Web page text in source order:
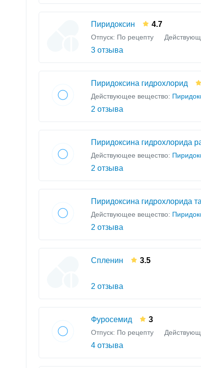
Пиридоксин 4.7
Отпуск: По рецепту
3 отзыва
Пиридоксина гидрохлорид
Действующее вещество:
2 отзыва
Пиридоксина гидрохлорида
Действующее вещество:
2 отзыва
Пиридоксина гидрохлорида
Действующее вещество:
2 отзыва
Спленин 3.5
2 отзыва
Фуросемид 3
Отпуск: По рецепту
4 отзыва